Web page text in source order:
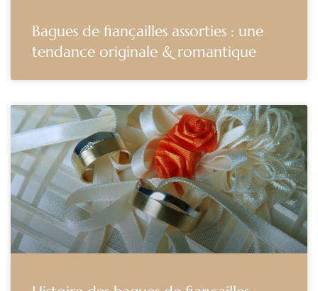
Bagues de fiançailles assorties : une
tendance originale & romantique